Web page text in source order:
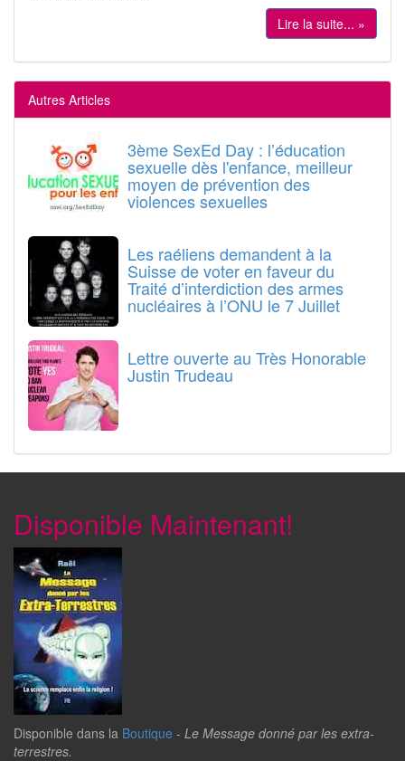
Lire la suite... »
Autres Articles
3ème SexEd Day : l’éducation
sexuelle dès l'enfance, meilleur
moyen de prévention des
violences sexuelles
Les raéliens demandent à la
Suisse de voter en faveur du
Traité d’interdiction des armes
nucléaires à l’ONU le 7 Juillet
Lettre ouverte au Très Honorable
Justin Trudeau
Disponible Maintenant!
Disponible dans la Boutique - Le Message donné par les extra-
terrestres.